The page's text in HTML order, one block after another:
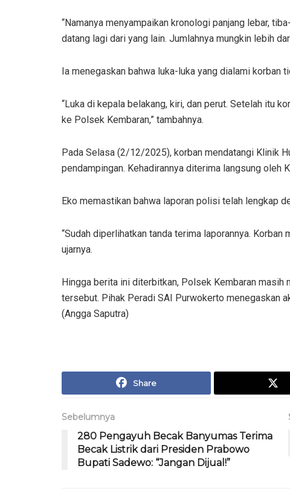
“Namanya menyampaikan kronologi panjang lebar,
datang lagi dari yang lain. Jumlahnya mungkin lebih
Ia menegaskan bahwa luka-luka yang dialami korban
“Luka di kepala belakang, kiri, dan perut. Setelah itu
ke Polsek Kembaran,” tambahnya.
Pada Selasa (2/12/2025), korban mendatangi Klinik
pendampingan. Kehadirannya diterima langsung oleh
Eko memastikan bahwa laporan polisi telah lengkap
“Sudah diperlihatkan tanda terima laporannya.
ujarnya.
Hingga berita ini diterbitkan, Polsek Kembaran masih
tersebut. Pihak Peradi SAI Purwokerto menegaskan
(Angga Saputra)
Share
Sebelumnya
280 Pengayuh Becak Banyumas Terima
Becak Listrik dari Presiden Prabowo
Bupati Sadewo: “Jangan Dijual!”